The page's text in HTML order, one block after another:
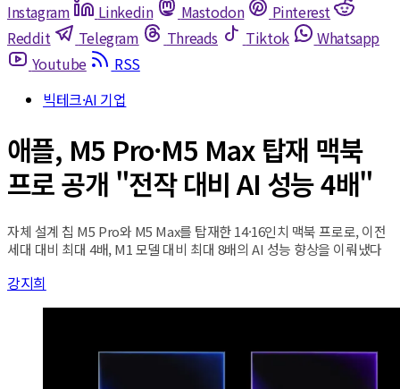
Instagram
Linkedin Mastodon
Pinterest
Reddit
Telegram Threads Tiktok
Whatsapp
Youtube
RSS
빅테크·AI 기업
애플, M5 Pro·M5 Max 탑재 맥북
프로 공개 "전작 대비 AI 성능 4배"
자체 설계 칩 M5 Pro와 M5 Max를 탑재한 14·16인치 맥북 프로로, 이전
세대 대비 최대 4배, M1 모델 대비 최대 8배의 AI 성능 향상을 이뤄냈다
강지희